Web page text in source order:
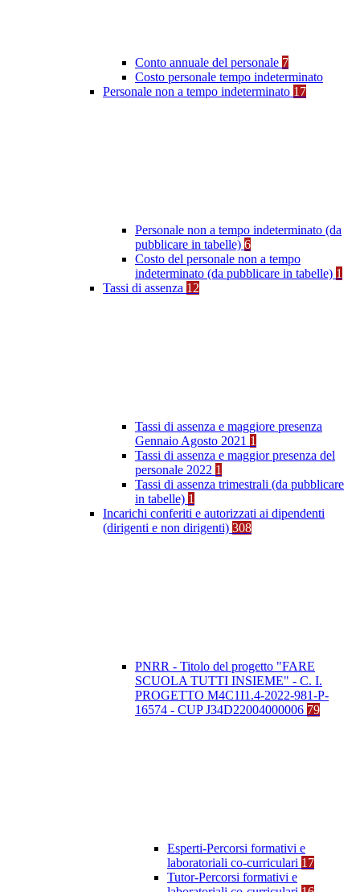
Conto annuale del personale 7
Costo personale tempo indeterminato
Personale non a tempo indeterminato 17
Personale non a tempo indeterminato (da
pubblicare in tabelle) 6
Costo del personale non a tempo
indeterminato (da pubblicare in tabelle) 1
Tassi di assenza 12
Tassi di assenza e maggiore presenza
Gennaio Agosto 2021 1
Tassi di assenza e maggior presenza del
personale 2022 1
Tassi di assenza trimestrali (da pubblicare
in tabelle) 1
Incarichi conferiti e autorizzati ai dipendenti
(dirigenti e non dirigenti) 308
PNRR - Titolo del progetto "FARE
SCUOLA TUTTI INSIEME" - C. I.
PROGETTO M4C1I1.4-2022-981-P-
16574 - CUP J34D22004000006 79
Esperti-Percorsi formativi e
laboratoriali co-curriculari 17
Tutor-Percorsi formativi e